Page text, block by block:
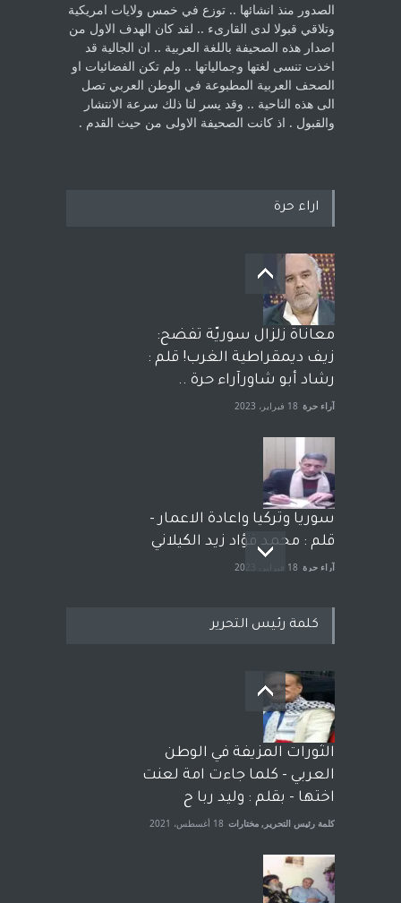
الصدور منذ انشائها .. توزع في خمس ولايات امريكية
‏وتلاقي قبولا لدى القارىء ..‏ لقد كان الهدف الاول من
اصدار هذه الصحيفة باللغة العربية .. ان الجالية قد
اخذت ‏تنسى لغتها وجمالياتها .. ولم تكن الفضائيات او
الصحف العربية المطبوعة في الوطن ‏العربي تصل
الى هذه الناحية .. وقد يسر لنا ذلك سرعة الانتشار
والقبول . اذ كانت ‏الصحيفة الاولى من حيث القدم . ‏
اراء حرة
معاناة زلزال سوريّة تفضح:
زيف ديمقراطية الغرب! قلم :
رشاد أبو شاورآراء حرة ..
آراء حرة 18 فبراير، 2023
سوريا وتركيا واعادة الاعمار -
قلم : محمد فؤاد زيد الكيلاني
آراء حرة 18 فبراير، 2023
بعد معارك قضائية طاحنة كتب
وترافع فيها بنفسه مرة اخرى..
الشيخ طارق يوسف يقهر
الحكومة الأمريكية ، فأعطوه
الجنسية عن يد وهم صاغرون،
آراء حرة مختارات 7 أبريل، 2023
كلمة رئيس التحرير
الثورات المزيفة في الوطن
العربي - كلما جاءت امة لعنت
اختها - بقلم : وليد ربا ح
كلمة رئيس التحرير , مختارات 18 أغسطس، 2021